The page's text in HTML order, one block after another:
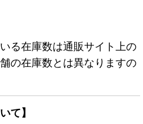
る在庫数は通販サイト上の
の在庫数とは異なりますの
て】